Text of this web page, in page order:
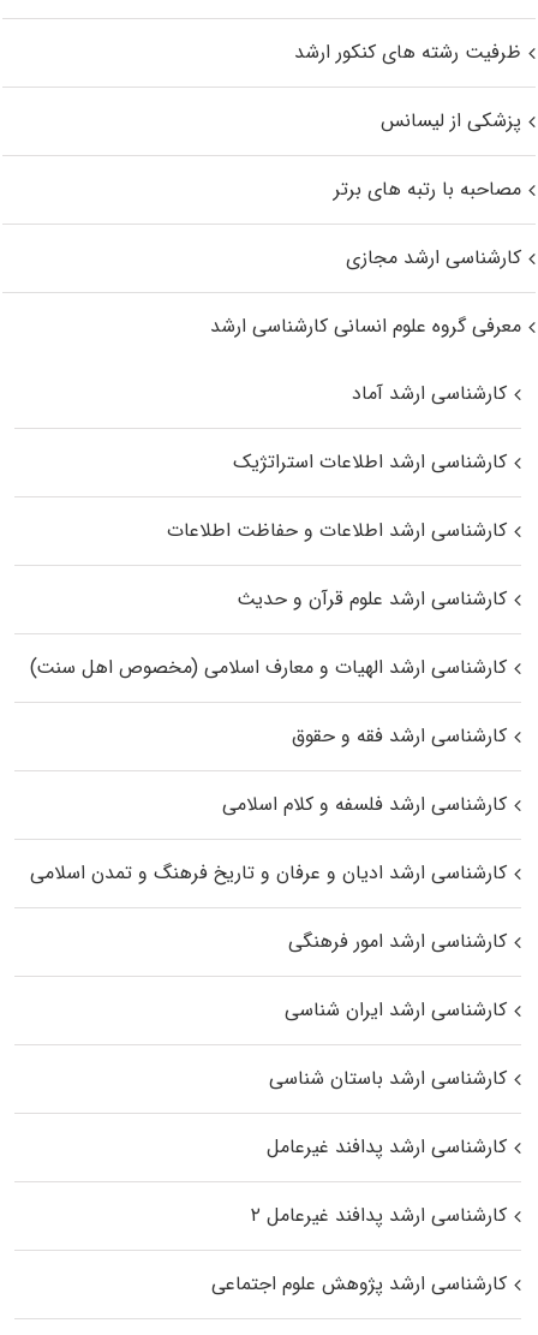
ظرفیت رشته های کنکور ارشد
پزشکی از لیسانس
مصاحبه با رتبه های برتر
کارشناسی ارشد مجازی
معرفی گروه علوم انسانی کارشناسی ارشد
کارشناسی ارشد آماد
کارشناسی ارشد اطلاعات استراتژیک
کارشناسی ارشد اطلاعات و حفاظت اطلاعات
کارشناسی ارشد علوم قرآن و حدیث
کارشناسی ارشد الهیات و معارف اسلامی (مخصوص اهل سنت)
کارشناسی ارشد فقه و حقوق
کارشناسی ارشد فلسفه و کلام اسلامی
کارشناسی ارشد ادیان و عرفان و تاریخ فرهنگ و تمدن اسلامی
کارشناسی ارشد امور فرهنگی
کارشناسی ارشد ایران شناسی
کارشناسی ارشد باستان شناسی
کارشناسی ارشد پدافند غیرعامل
کارشناسی ارشد پدافند غیرعامل ۲
کارشناسی ارشد پژوهش علوم اجتماعی